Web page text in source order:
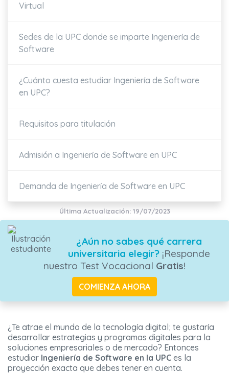
Virtual
Sedes de la UPC donde se imparte Ingeniería de
Software
¿Cuánto cuesta estudiar Ingeniería de Software
en UPC?
Requisitos para titulación
Admisión a Ingeniería de Software en UPC
Demanda de Ingeniería de Software en UPC
Última Actualización: 19/07/2023
¿Aún no sabes qué carrera
universitaria elegir?¡Responde
nuestro Test Vocacional Gratis!
COMIENZA AHORA
¿Te atrae el mundo de la tecnología digital; te gustaría
desarrollar estrategias y programas digitales para la
soluciones empresariales o de mercado? Entonces
estudiar Ingeniería de Software en la UPC es la
proyección exacta que debes tener en cuenta.